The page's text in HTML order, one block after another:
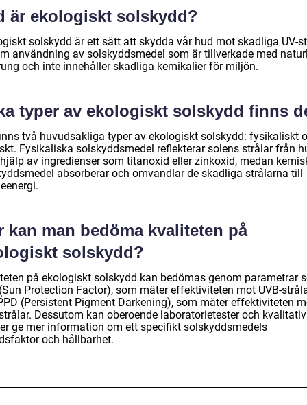
är ekologiskt solskydd?
solskydd är ett sätt att skydda vår hud mot skadliga UV-
användning av solskyddsmedel som är tillverkade med
och inte innehåller skadliga kemikalier för miljön.
typer av ekologiskt solskydd finns
två huvudsakliga typer av ekologiskt solskydd: fysikaliskt
Fysikaliska solskyddsmedel reflekterar solens strålar från
av ingredienser som titanoxid eller zinkoxid, medan
absorberar och omvandlar de skadliga strålarna till
kan man bedöma kvaliteten på
solskydd?
på ekologiskt solskydd kan bedömas genom parametrar
Protection Factor), som mäter effektiviteten mot UVB-
(Persistent Pigment Darkening), som mäter effektiviteten
Dessutom kan oberoende laboratorietester och
ge mer information om ett specifikt solskyddsmedels
och hållbarhet.